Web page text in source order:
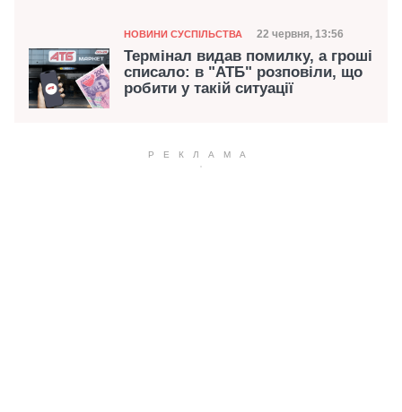
Категорія
НОВИНИ СУСПІЛЬСТВА Дата публікації
22 червня, 13:56
Термінал видав помилку, а гроші
списало: в "АТБ" розповіли, що
робити у такій ситуації